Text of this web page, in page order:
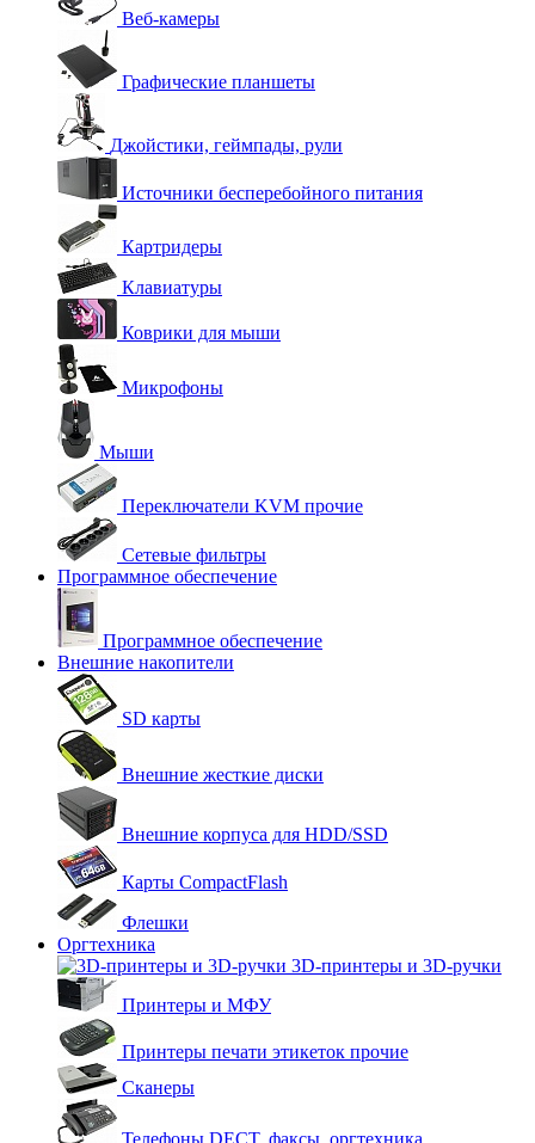
Веб-камеры
Графические планшеты
Джойстики, геймпады, рули
Источники бесперебойного питания
Картридеры
Клавиатуры
Коврики для мыши
Микрофоны
Мыши
Переключатели KVM прочие
Сетевые фильтры
Программное обеспечение
Программное обеспечение
Внешние накопители
SD карты
Внешние жесткие диски
Внешние корпуса для HDD/SSD
Карты CompactFlash
Флешки
Оргтехника
3D-принтеры и 3D-ручки
Принтеры и МФУ
Принтеры печати этикеток прочие
Сканеры
Телефоны DECT, факсы, оргтехника